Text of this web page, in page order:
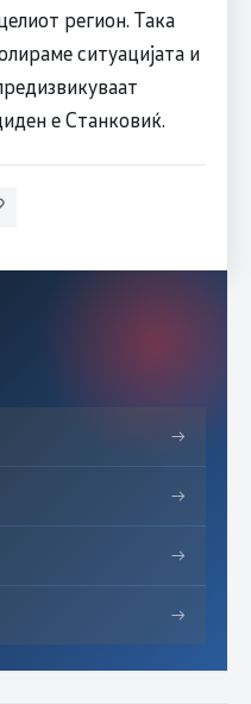
регион. Така
ситуацијата и
е Станковиќ.
→
→
→
→